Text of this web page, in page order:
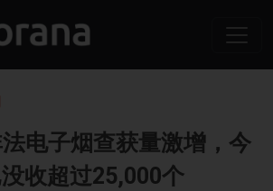
电子烟查获量激增，今
收超过25,000个